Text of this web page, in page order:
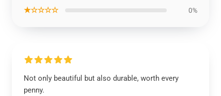
★☆☆☆☆ 0%
Not only beautiful but also durable, worth every
penny.